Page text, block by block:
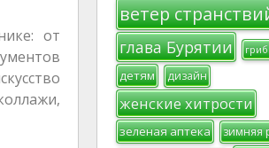
от
ветер
глава Бурятии
детям дизайн
женские хитрости
зеленая аптека зимняя